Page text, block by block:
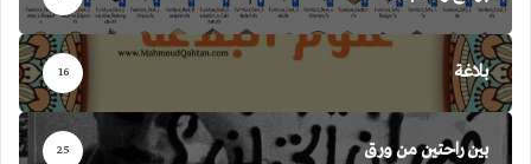
بلاغة 16
بين راحتين من ورق 25